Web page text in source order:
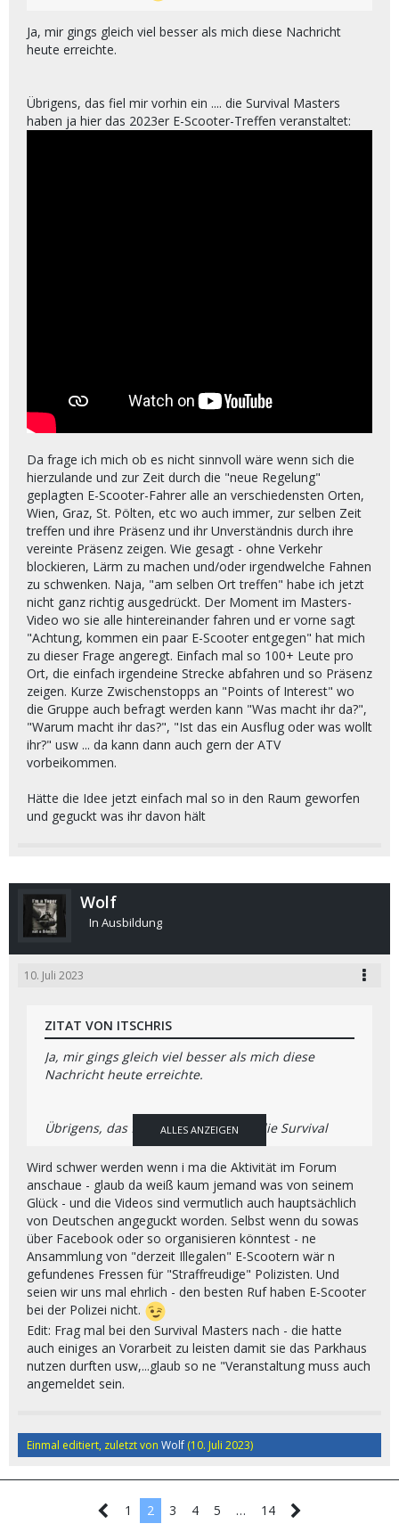
Ja, mir gings gleich viel besser als mich diese Nachricht
heute erreichte.
Übrigens, das fiel mir vorhin ein .... die Survival Masters
haben ja hier das 2023er E-Scooter-Treffen veranstaltet:
Da frage ich mich ob es nicht sinnvoll wäre wenn sich die
hierzulande und zur Zeit durch die "neue Regelung"
geplagten E-Scooter-Fahrer alle an verschiedensten Orten,
Wien, Graz, St. Pölten, etc wo auch immer, zur selben Zeit
treffen und ihre Präsenz und ihr Unverständnis durch ihre
vereinte Präsenz zeigen. Wie gesagt - ohne Verkehr
blockieren, Lärm zu machen und/oder irgendwelche Fahnen
zu schwenken. Naja, "am selben Ort treffen" habe ich jetzt
nicht ganz richtig ausgedrückt. Der Moment im Masters-
Video wo sie alle hintereinander fahren und er vorne sagt
"Achtung, kommen ein paar E-Scooter entgegen" hat mich
zu dieser Frage angeregt. Einfach mal so 100+ Leute pro
Ort, die einfach irgendeine Strecke abfahren und so Präsenz
zeigen. Kurze Zwischenstopps an "Points of Interest" wo
die Gruppe auch befragt werden kann "Was macht ihr da?",
"Warum macht ihr das?", "Ist das ein Ausflug oder was wollt
ihr?" usw ... da kann dann auch gern der ATV
vorbeikommen.
Hätte die Idee jetzt einfach mal so in den Raum geworfen
und geguckt was ihr davon hält
Wolf
In Ausbildung
10. Juli 2023
ZITAT VON ITSCHRIS
Ja, mir gings gleich viel besser als mich diese
Nachricht heute erreichte.
Übrigens, das fiel mir vorhin ein .... die Survival
Masters haben ja hier das 2023er E-Scooter-Treffen
veranstaltet:
Da frage ich mich ob es nicht sinnvoll wäre wenn
sich die hierzulande und zur Zeit durch die "neue
ALLES ANZEIGEN
Wird schwer werden wenn i ma die Aktivität im Forum
anschaue - glaub da weiß kaum jemand was von seinem
Glück - und die Videos sind vermutlich auch hauptsächlich
von Deutschen angeguckt worden. Selbst wenn du sowas
über Facebook oder so organisieren könntest - ne
Ansammlung von "derzeit Illegalen" E-Scootern wär n
gefundenes Fressen für "Straffreudige" Polizisten. Und
seien wir uns mal ehrlich - den besten Ruf haben E-Scooter
bei der Polizei nicht.
Edit: Frag mal bei den Survival Masters nach - die hatte
auch einiges an Vorarbeit zu leisten damit sie das Parkhaus
nutzen durften usw,...glaub so ne "Veranstaltung muss auch
angemeldet sein.
Einmal editiert, zuletzt von Wolf (10. Juli 2023)
1 2 3 4 5 … 14